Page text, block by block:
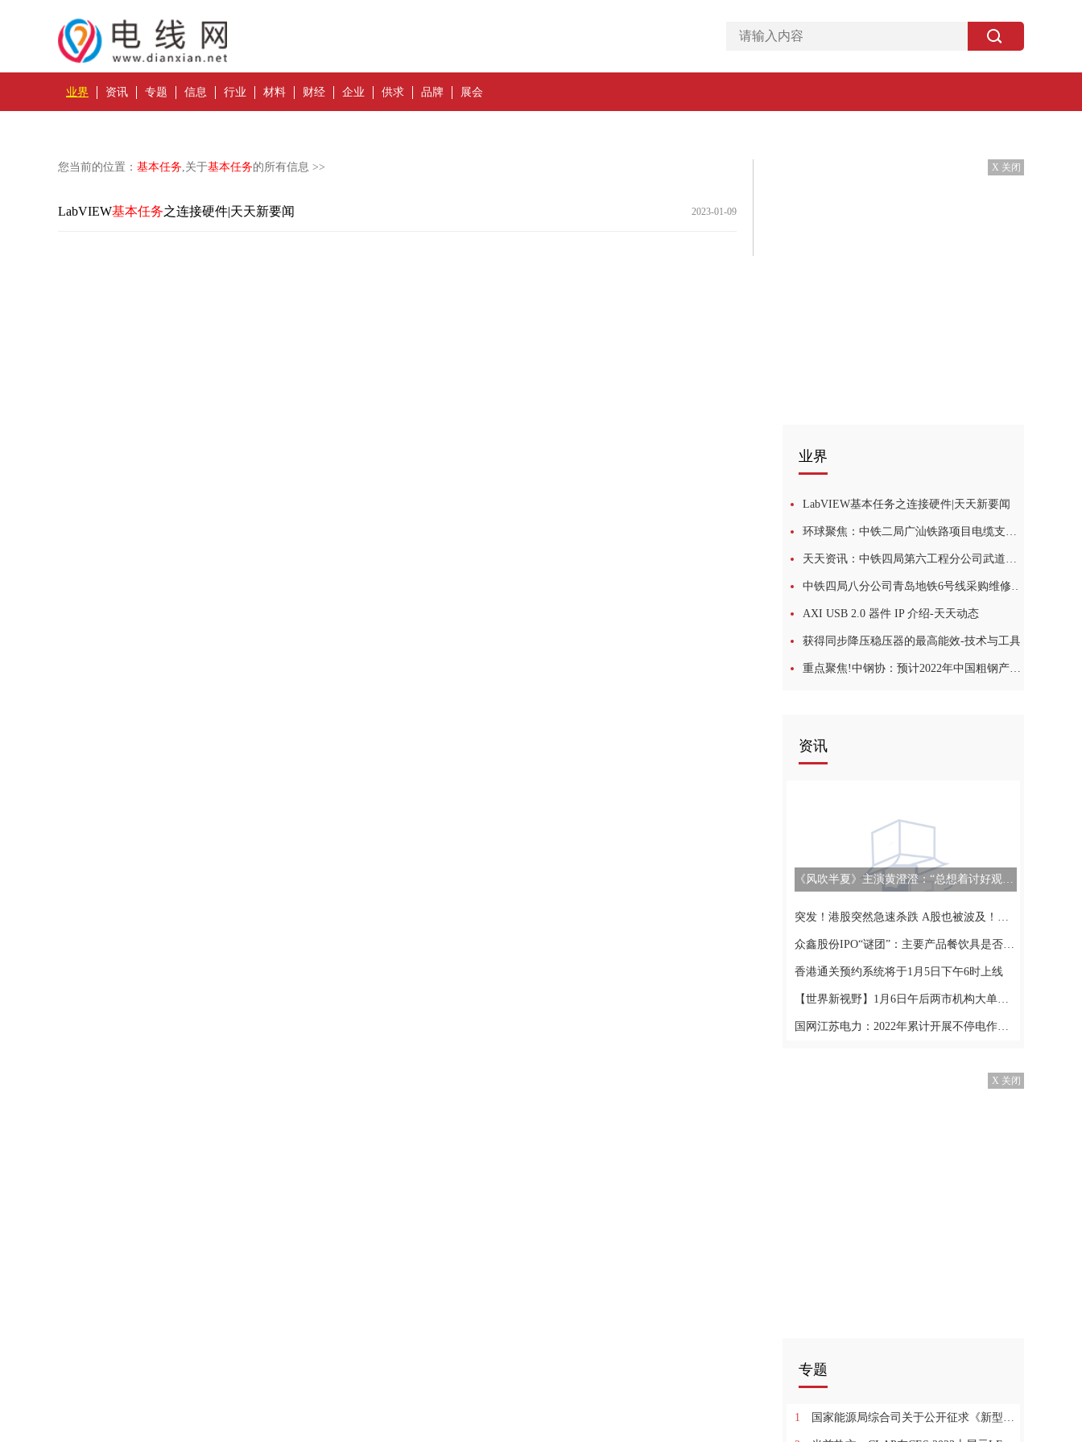
业界 资讯 专题 信息 行业 材料 财经 企业 供求 品牌 展会
您当前的位置： 基本任务,关于基本任务的所有信息 >>
LabVIEW基本任务之连接硬件|天天新要闻 2023-01-09
X 关闭
业界
LabVIEW基本任务之连接硬件|天天新要闻
环球聚焦：中铁二局广汕铁路项目电缆支架询价采购
天天资讯：中铁四局第六工程分公司武道路3标项目铜芯电缆线采购
中铁四局八分公司青岛地铁6号线采购维修材料一批
AXI USB 2.0 器件 IP 介绍-天天动态
获得同步降压稳压器的最高能效-技术与工具
重点聚焦!中钢协：预计2022年中国粗钢产量约10.1亿吨 同比下降2.2%
资讯
《风吹半夏》主演黄澄澄：“总想着讨好观众就永远演不好” 全球通讯
突发！港股突然急速杀跌 A股也被波及！两大利空突袭？央视意外发声 百度：这些问题吓死人
众鑫股份IPO“谜团”：主要产品餐饮具是否含氟待解 实控人拆出资金为购房装修
香港通关预约系统将于1月5日下午6时上线
【世界新视野】1月6日午后两市机构大单抛盘40股(名单)
国网江苏电力：2022年累计开展不停电作业18.51万次 增供电量3.26亿千瓦时-环球消息
X 关闭
专题
1 国家能源局综合司关于公开征求《新型电力系统发展蓝皮书（征求意见稿）》意见的通知